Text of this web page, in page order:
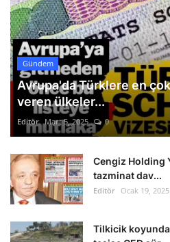
Gündem
Avrupa'da Türklere en
veren ülkeler...
Editör Mart 5, 2025 0
Cengiz Holding
tazminat dav...
Editör Ocak 19, 2025
Tilkicik koyunda